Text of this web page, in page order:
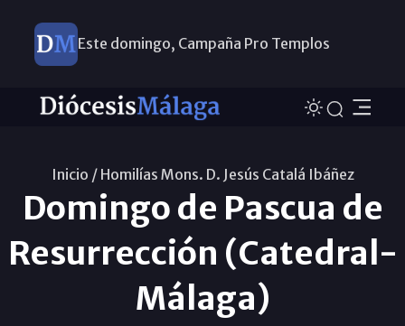
Este domingo, Campaña Pro Templos
Inicio / Homilías Mons. D. Jesús Catalá Ibáñez
Domingo de Pascua de
Resurrección (Catedral-
Málaga)